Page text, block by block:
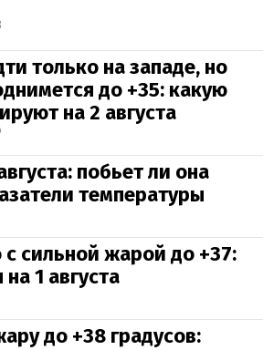
только на западе, но
до +35: какую
на 2 августа
побьет ли она
температуры
с сильной жарой до +37:
1 августа
до +38 градусов: